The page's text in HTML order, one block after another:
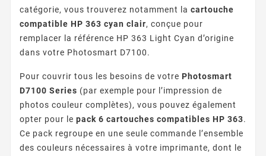
catégorie, vous trouverez notamment la cartouche
compatible HP 363 cyan clair, conçue pour
remplacer la référence HP 363 Light Cyan d’origine
dans votre Photosmart D7100.
Pour couvrir tous les besoins de votre Photosmart
D7100 Series (par exemple pour l’impression de
photos couleur complètes), vous pouvez également
opter pour le pack 6 cartouches compatibles HP 363.
Ce pack regroupe en une seule commande l’ensemble
des couleurs nécessaires à votre imprimante, dont le